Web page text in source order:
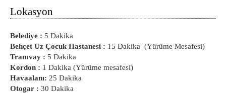
Lokasyon
Belediye : 5 Dakika
Behçet Uz Çocuk Hastanesi : 15 Dakika (Yürüme Mesafesi)
Tramvay : 5 Dakika
Kordon : 1 Dakika (Yürüme mesafesi)
Havaalanı: 25 Dakika
Otogar : 30 Dakika